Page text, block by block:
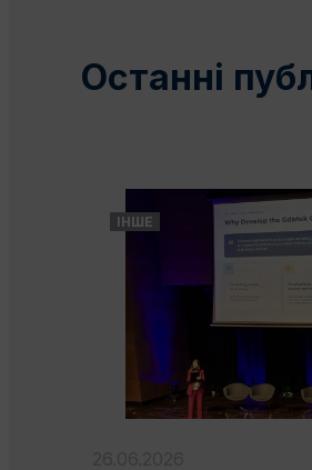
Останні
ІНШЕ